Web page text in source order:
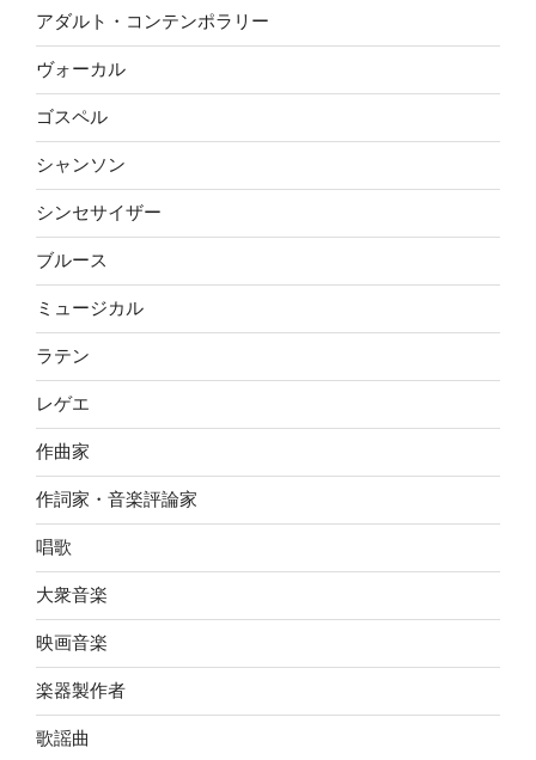
アダルト・コンテンポラリー
ヴォーカル
ゴスペル
シャンソン
シンセサイザー
ブルース
ミュージカル
ラテン
レゲエ
作曲家
作詞家・音楽評論家
唱歌
大衆音楽
映画音楽
楽器製作者
歌謡曲